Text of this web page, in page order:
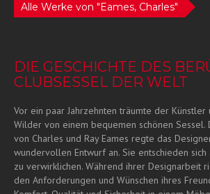
Alle Werke von "Eames, Charles"
DIE GESCHICHTE DES
CLUBSESSEL DER WELT
Vor ein paar Jahrzehnten träumte der Künstler
Wilder von einem bequemen schönen Sessel.
von Charles und Ray Eames regte das
wundervollen Entwurf an. Sie entschieden sich
zu verwirklichen. Während ihrer Designarbeit
den Anforderungen und Wünschen ihres